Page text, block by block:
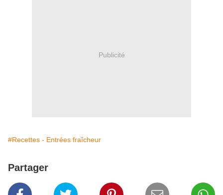
Publicité
#Recettes - Entrées fraîcheur
Partager